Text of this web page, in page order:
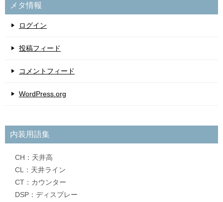
メタ情報
ログイン
投稿フィード
コメントフィード
WordPress.org
内装用語集
CH：天井高
CL：天井ライン
CT：カウンター
DSP：ディスプレー